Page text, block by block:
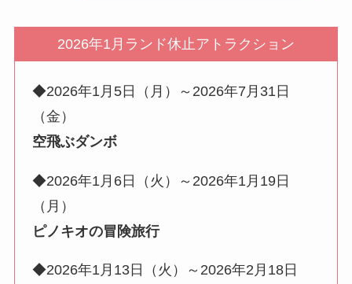
2026年1月ランド休止アトラクション
◆2026年1月5日（月）～2026年7月31日
（金）
空飛ぶダンボ
◆2026年1月6日（火）～2026年1月19日
（月）
ピノキオの冒険旅行
◆2026年1月13日（火）～2026年2月18日